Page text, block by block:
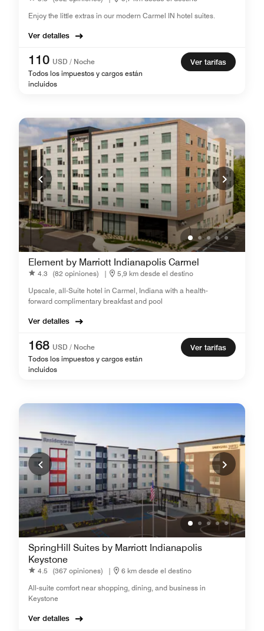
Enjoy the little extras in our modern Carmel IN hotel suites.
Ver detalles
110 USD / Noche
Todos los impuestos y cargos están
incluidos
Ver tarifas
Element by Marriott Indianapolis Carmel
4.3 (82 opiniones) |
5,9 km desde el destino
Upscale, all-Suite hotel in Carmel, Indiana with a health-
forward complimentary breakfast and pool
Ver detalles
168 USD / Noche
Todos los impuestos y cargos están
incluidos
Ver tarifas
SpringHill Suites by Marriott Indianapolis
Keystone
4.5 (367 opiniones) |
6 km desde el destino
All-suite comfort near shopping, dining, and business in
Keystone
Ver detalles